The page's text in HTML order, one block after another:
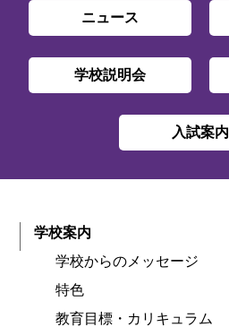
ニュース
学校説明会
入試案内
学校案内
学校からのメッセージ
特色
教育目標・カリキュラム